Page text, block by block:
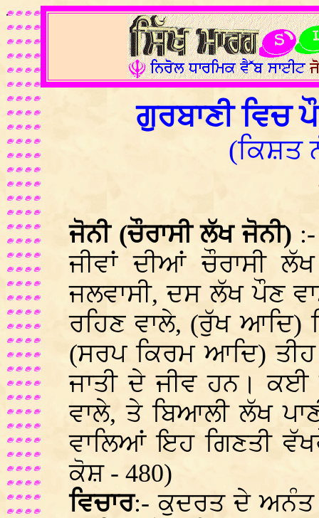
.
ਗੁਰਬਾਣੀ ਵਿਚ
(ਕਿਸ਼ਤ
ਜੋਨੀ (ਚੌਰਾਸੀ ਲੱਖ ਜੋਨੀ)
ਜੀਵਾਂ ਦੀਆਂ ਚੌਰਾਸੀ
ਜਲਵਾਸੀ, ਦਸ ਲੱਖ ਪੌਣ
ਰਹਿਣ ਵਾਲੇ, (ਰੁੱਖ ਆਦਿ)
(ਸਰਪ ਕਿਰਮ ਆਦਿ)
ਜਾਤੀ ਦੇ ਜੀਵ ਹਨ। ਕਈ
ਵਾਲੇ, ਤੇ ਬਿਆਲੀ ਲੱਖ
ਵਾਲਿਆਂ ਇਹ ਗਿਣਤੀ
ਕੋਸ਼ - 480)
ਵਿਚਾਰ:- ਕੁਦਰਤ ਦੇ ਅਨੰਤ